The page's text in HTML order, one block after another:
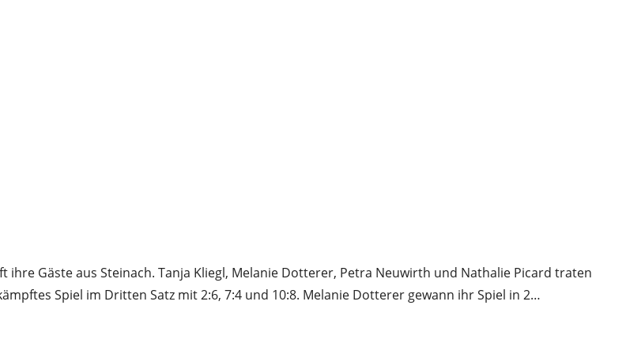
Gäste aus Steinach. Tanja Kliegl, Melanie Dotterer, Petra Neuwirth und Nathalie Picard traten
Spiel im Dritten Satz mit 2:6, 7:4 und 10:8. Melanie Dotterer gewann ihr Spiel in 2…